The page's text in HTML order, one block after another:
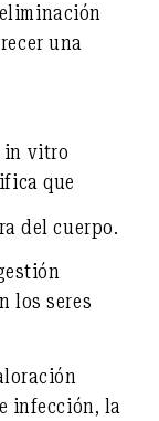
una
in vitro
que
del cuerpo.
los seres
infección, la